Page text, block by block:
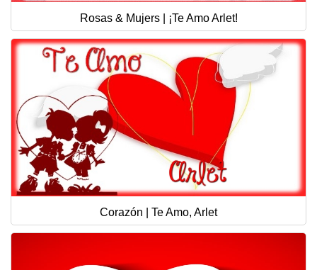
Rosas & Mujers | ¡Te Amo Arlet!
Corazón | Te Amo, Arlet